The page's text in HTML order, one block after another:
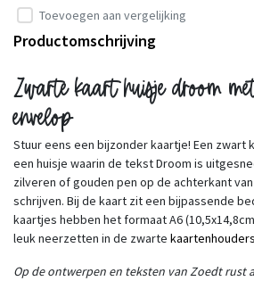
Toevoegen aan vergelijking
Productomschrijving
Zwarte kaart huisje droom
envelop
Stuur eens een bijzonder kaartje! Een zwart
een huisje waarin de tekst Droom is
zilveren of gouden pen op de achterkant
schrijven. Bij de kaart zit een bijpassende
kaartjes hebben het formaat A6
leuk neerzetten in de zwarte kaartenhouders
Op de ontwerpen en teksten van Zoedt rust